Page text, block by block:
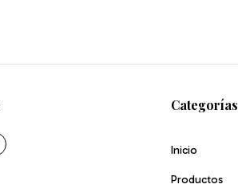
Categorías
Inicio
Productos